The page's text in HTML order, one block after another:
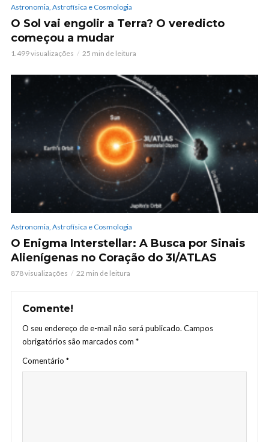
Astronomia, Astrofísica e Cosmologia
O Sol vai engolir a Terra? O veredicto
começou a mudar
1.499 visualizações 25 min de leitura
Astronomia, Astrofísica e Cosmologia
O Enigma Interstellar: A Busca por Sinais
Alienígenas no Coração do 3I/ATLAS
878 visualizações 22 min de leitura
Comente!
O seu endereço de e-mail não será publicado. Campos
obrigatórios são marcados com *
Comentário *